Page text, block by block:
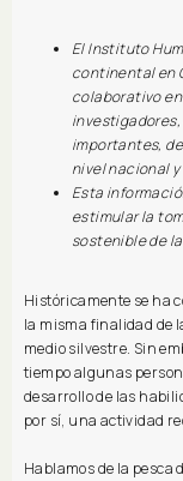
El Instituto
continental en
colaborativo
investigadores,
importantes,
nivel nacional
Esta
estimular la
sostenible de
Históricamente se ha
la misma finalidad de
medio silvestre. Sin
tiempo algunas
desarrollo de las
por sí, una actividad
Hablamos de la pesca